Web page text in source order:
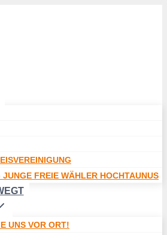
JUNGE FREIE WÄHLER HOCHTAUNUS
UNS VOR ORT!